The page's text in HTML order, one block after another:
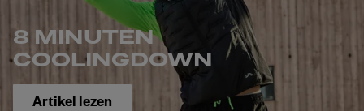
8 MINUTEN
COOLINGDOWN
Artikel lezen